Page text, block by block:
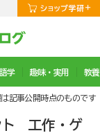
学 趣味・実用 教
記事公開時点のものです
ト 工作・ゲ